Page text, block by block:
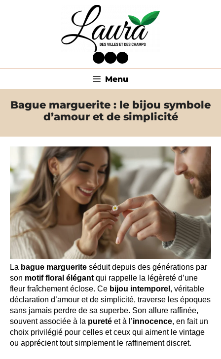
Facebook Twitter LinkedIn
Menu
Bague marguerite : le bijou symbole
d’amour et de simplicité
La bague marguerite séduit depuis des générations par
son motif floral élégant qui rappelle la légèreté d’une
fleur fraîchement éclose. Ce bijou intemporel , véritable
déclaration d’amour et de simplicité, traverse les époques
sans jamais perdre de sa superbe. Son allure raffinée,
souvent associée à la pureté et à l’innocence, en fait un
choix privilégié pour celles et ceux qui aiment le vintage
ou apprécient tout simplement le raffinement discret.